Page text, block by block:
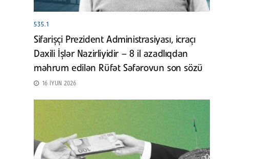
535.1
Sifarişçi Prezident Administrasiyası, icraçı
Daxili İşlər Nazirliyidir – 8 il azadlıqdan
məhrum edilən Rüfət Səfərovun son sözü
16 İYUN 2026